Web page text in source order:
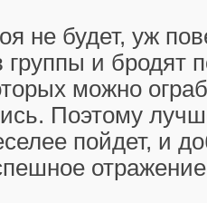
не будет, уж
группы и бродят
можно
Поэтому
пойдет, и